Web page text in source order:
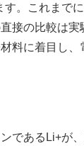
。これまで
接の比較は
料に着目し
であるLi+が